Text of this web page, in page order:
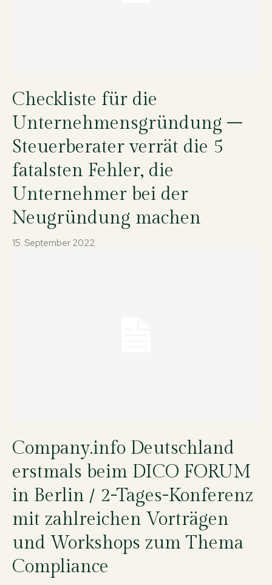
Checkliste für die
Unternehmensgründung –
Steuerberater verrät die 5
fatalsten Fehler, die
Unternehmer bei der
Neugründung machen
15. September 2022
Company.info Deutschland
erstmals beim DICO FORUM
in Berlin / 2-Tages-Konferenz
mit zahlreichen Vorträgen
und Workshops zum Thema
Compliance